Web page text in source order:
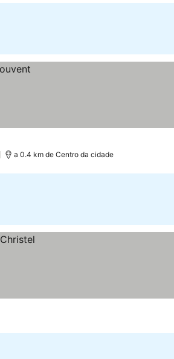
a 0.4 km de Centro da cidade